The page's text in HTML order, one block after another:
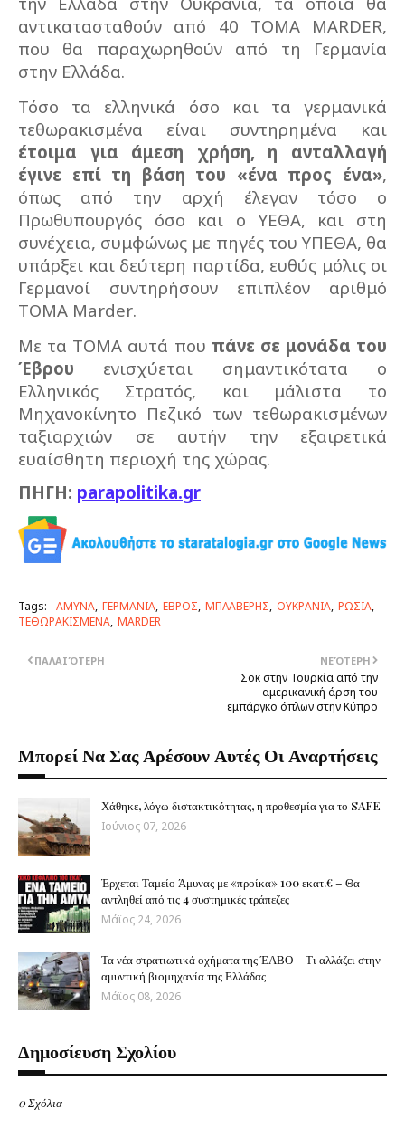
αντικατασταθούν από 40 ΤΟΜΑ MARDER,
που θα παραχωρηθούν από τη Γερμανία
στην Ελλάδα.
Τόσο τα ελληνικά όσο και τα γερμανικά
τεθωρακισμένα είναι συντηρημένα και
έτοιμα για άμεση χρήση, η ανταλλαγή
έγινε επί τη βάση του «ένα προς ένα»,
όπως από την αρχή έλεγαν τόσο ο
Πρωθυπουργός όσο και ο ΥΕΘΑ, και στη
συνέχεια, συμφώνως με πηγές του ΥΠΕΘΑ, θα
υπάρξει και δεύτερη παρτίδα, ευθύς μόλις οι
Γερμανοί συντηρήσουν επιπλέον αριθμό
ΤΟΜΑ Marder.
Με τα ΤΟΜΑ αυτά που πάνε σε μονάδα του
Έβρου ενισχύεται σημαντικότατα ο
Ελληνικός Στρατός, και μάλιστα το
Μηχανοκίνητο Πεζικό των τεθωρακισμένων
ταξιαρχιών σε αυτήν την εξαιρετικά
ευαίσθητη περιοχή της χώρας.
ΠΗΓΗ: parapolitika.gr
Tags: ΑΜΥΝΑ ΓΕΡΜΑΝΙΑ ΕΒΡΟΣ ΜΠΛΑΒΕΡΗΣ ΟΥΚΡΑΝΙΑ ΡΩΣΙΑ
ΤΕΘΩΡΑΚΙΣΜΕΝΑ MARDER
ΝΕΌΤΕΡΗ
Σοκ στην Τουρκία από την
αμερικανική άρση του
εμπάργκο όπλων στην Κύπρο
ΠΑΛΑΙΌΤΕΡΗ
Μπορεί Να Σας Αρέσουν Αυτές Οι Αναρτήσεις
Χάθηκε, λόγω διστακτικότητας, η προθεσμία για το SAFE
Ιούνιος 07, 2026
Έρχεται Ταμείο Άμυνας με «προίκα» 100 εκατ.€ – Θα
αντληθεί από τις 4 συστημικές τράπεζες
Μάϊος 24, 2026
Τα νέα στρατιωτικά οχήματα της ΈΛΒΟ – Τι αλλάζει στην
αμυντική βιομηχανία της Ελλάδας
Μάϊος 08, 2026
Δημοσίευση Σχολίου
0 Σχόλια